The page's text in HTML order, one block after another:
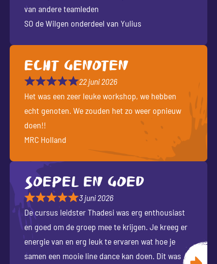
van andere teamleden
SO de Wilgen onderdeel van Yulius
Echt genoten
22 juni 2026
Het was een zeer leuke workshop, we hebben
echt genoten. We zouden het zo weer opnieuw
doen!!
MRC Holland
Soepel en goed
3 juni 2026
De cursus leidster Thadesi was erg enthousiast
en goed om de groep mee te krijgen. Je kreeg er
energie van en erg leuk te ervaren wat hoe je
samen een mooie line dance kan doen. Dit was